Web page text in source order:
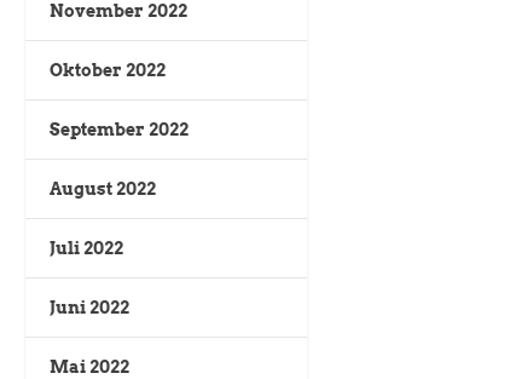
November 2022
Oktober 2022
September 2022
August 2022
Juli 2022
Juni 2022
Mai 2022